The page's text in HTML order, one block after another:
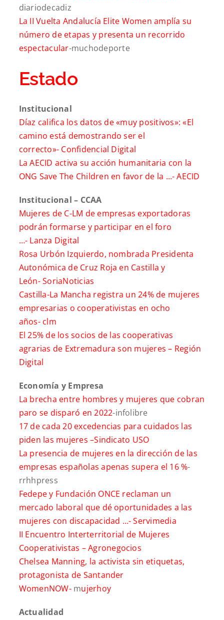
diariodecadiz
La II Vuelta Andalucía Elite Women amplía su
número de etapas y presenta un recorrido
espectacular-muchodeporte
Estado
Institucional
Díaz califica los datos de «muy positivos»: «El
camino está demostrando ser el
correcto»- Confidencial Digital
La AECID activa su acción humanitaria con la
ONG Save The Children en favor de la …-AECID
Institucional – CCAA
Mujeres de C-LM de empresas exportadoras
podrán formarse y participar en el foro
…- Lanza Digital
Rosa Urbón Izquierdo, nombrada Presidenta
Autonómica de Cruz Roja en Castilla y
León-SoriaNoticias
Castilla-La Mancha registra un 24% de mujeres
empresarias o cooperativistas en ocho
años- clm
El 25% de los socios de las cooperativas
agrarias de Extremadura son mujeres – Región
Digital
Economía y Empresa
La brecha entre hombres y mujeres que cobran
paro se disparó en 2022-infolibre
17 de cada 20 excedencias para cuidados las
piden las mujeres –Sindicato USO
La presencia de mujeres en la dirección de las
empresas españolas apenas supera el 16 %-
rrhhpress
Fedepe y Fundación ONCE reclaman un
mercado laboral que dé oportunidades a las
mujeres con discapacidad …-Servimedia
II Encuentro Interterritorial de Mujeres
Cooperativistas –Agronegocios
Chelsea Manning, la activista sin etiquetas,
protagonista de Santander
WomenNOW- mujerhoy
Actualidad